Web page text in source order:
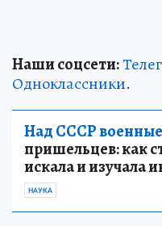
Наши соцсети:
Одноклассники.
Над СССР военные
пришельцев: как
искала и изучала
НАУКА